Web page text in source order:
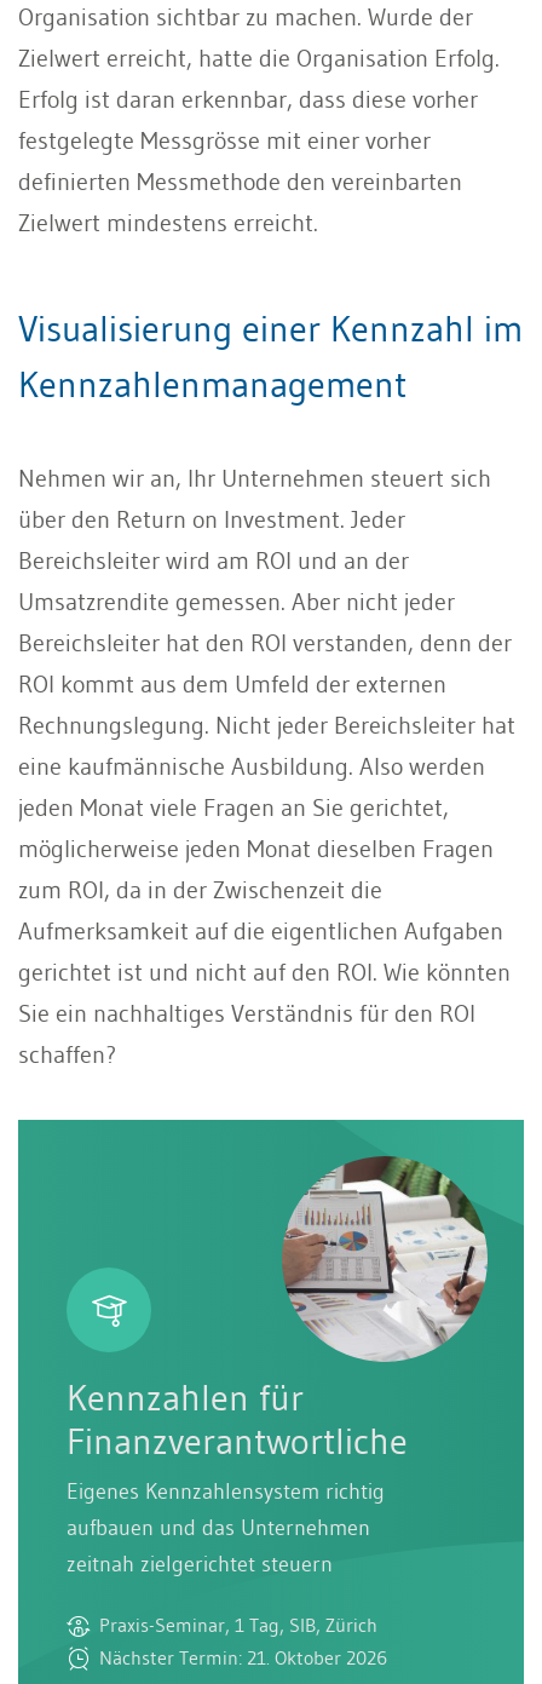
Organisation sichtbar zu machen. Wurde der
Zielwert erreicht, hatte die Organisation Erfolg.
Erfolg ist daran erkennbar, dass diese vorher
festgelegte Messgrösse mit einer vorher
definierten Messmethode den vereinbarten
Zielwert mindestens erreicht.
Visualisierung einer Kennzahl im
Kennzahlenmanagement
Nehmen wir an, Ihr Unternehmen steuert sich
über den Return on Investment. Jeder
Bereichsleiter wird am ROI und an der
Umsatzrendite gemessen. Aber nicht jeder
Bereichsleiter hat den ROI verstanden, denn der
ROI kommt aus dem Umfeld der externen
Rechnungslegung. Nicht jeder Bereichsleiter hat
eine kaufmännische Ausbildung. Also werden
jeden Monat viele Fragen an Sie gerichtet,
möglicherweise jeden Monat dieselben Fragen
zum ROI, da in der Zwischenzeit die
Aufmerksamkeit auf die eigentlichen Aufgaben
gerichtet ist und nicht auf den ROI. Wie könnten
Sie ein nachhaltiges Verständnis für den ROI
schaffen?
Kennzahlen für
Finanzverantwortliche
Eigenes Kennzahlensystem richtig
aufbauen und das Unternehmen
zeitnah zielgerichtet steuern
Praxis-Seminar, 1 Tag, SIB, Zürich
Nächster Termin: 21. Oktober 2026